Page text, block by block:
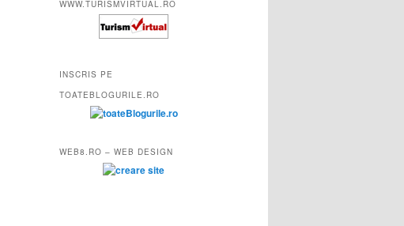
WWW.TURISMVIRTUAL.RO
INSCRIS PE
TOATEBLOGURILE.RO
WEB8.RO – WEB DESIGN